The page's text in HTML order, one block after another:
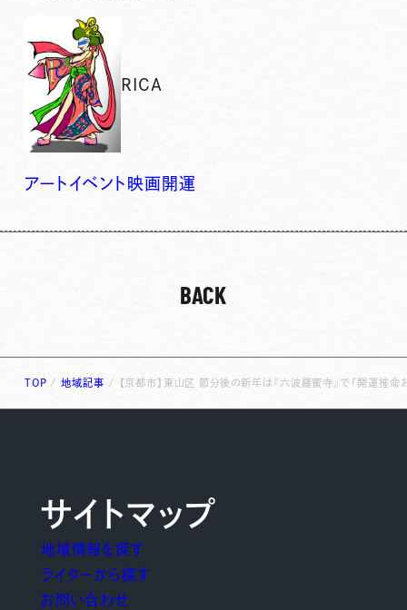
RICA
アート イベント 映画開運
BACK
TOP /地域記事 / 【京都市】東山区 節分後の新年は『六波羅蜜寺』で「開運推命
サイトマップ
地域情報を探す
ライターから探す
お問い合わせ